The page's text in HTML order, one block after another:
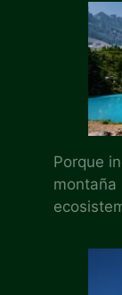
Porque
montaña